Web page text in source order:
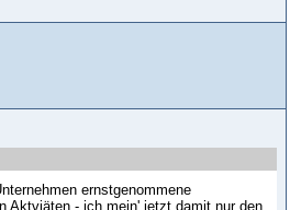
ernstgenommene
Aktviäten - ich mein' jetzt damit nur den